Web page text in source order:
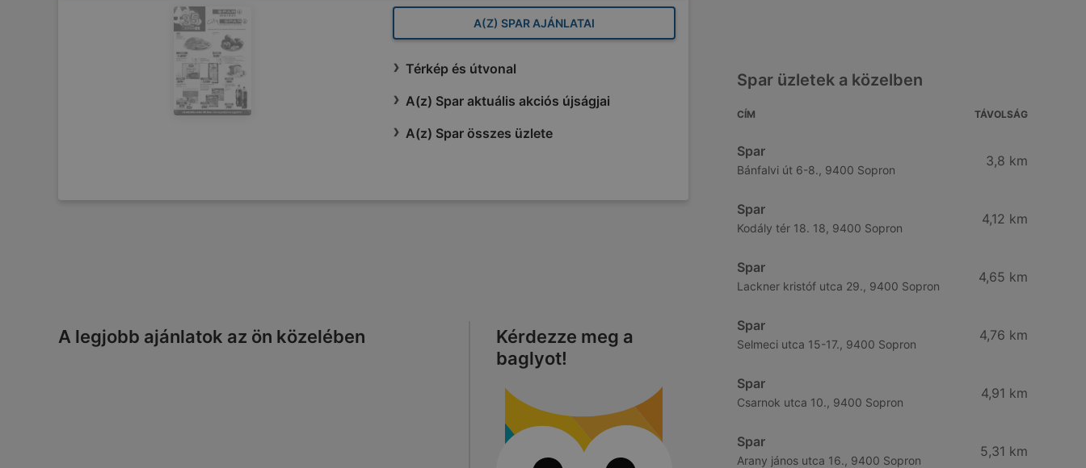
A(Z) SPAR AJÁNLATAI
Térkép és útvonal
A(z) Spar aktuális akciós újságjai
A(z) Spar összes üzlete
A legjobb ajánlatok az ön közelében
Kérdezze meg a
baglyot!
Spar üzletek a közelben
CÍM TÁVOLSÁG
Spar
Bánfalvi út 6-8., 9400 Sopron
3,8 km
Spar
Kodály tér 18. 18, 9400 Sopron
4,12 km
Spar
Lackner kristóf utca 29., 9400 Sopron
4,65 km
Spar
Selmeci utca 15-17., 9400 Sopron
4,76 km
Spar
Csarnok utca 10., 9400 Sopron
4,91 km
Spar
Arany jános utca 16., 9400 Sopron
5,31 km